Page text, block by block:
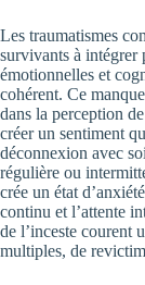
Les traumatismes
survivants à intégrer
émotionnelles et
cohérent. Ce
dans la perception
créer un sentiment
déconnexion avec
régulière ou
crée un état
continu et l’attente
de l’inceste courent
multiples, de